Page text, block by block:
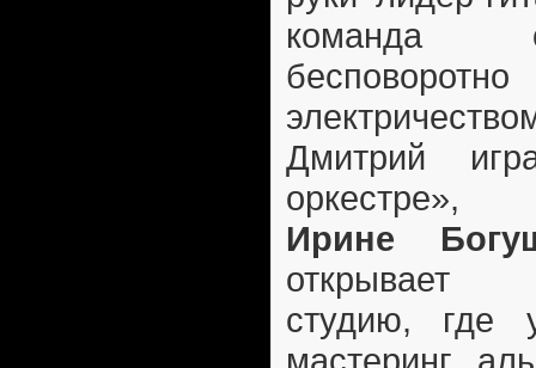
команда
Дмитрий
оркестре»,
Ирине
открывает
студию, где